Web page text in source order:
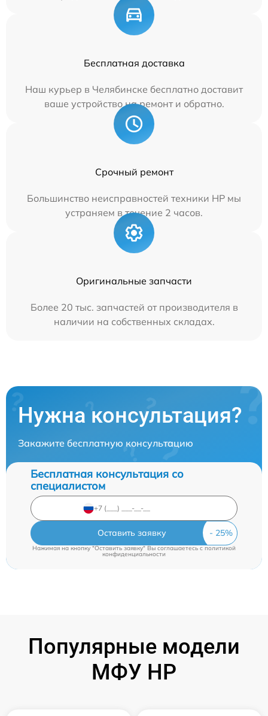
Бесплатная доставка
Наш курьер в Челябинске бесплатно доставит
ваше устройство на ремонт и обратно.
Срочный ремонт
Большинство неисправностей техники HP мы
устраняем в течение 2 часов.
Оригинальные запчасти
Более 20 тыс. запчастей от производителя в
наличии на собственных складах.
Нужна консультация?
Закажите бесплатную консультацию
Бесплатная консультация со
специалистом
Оставить заявку
Нажимая на кнопку "Оставить заявку" Вы соглашаетесь cполитикой
конфиденциальности
Популярные модели
МФУ HP